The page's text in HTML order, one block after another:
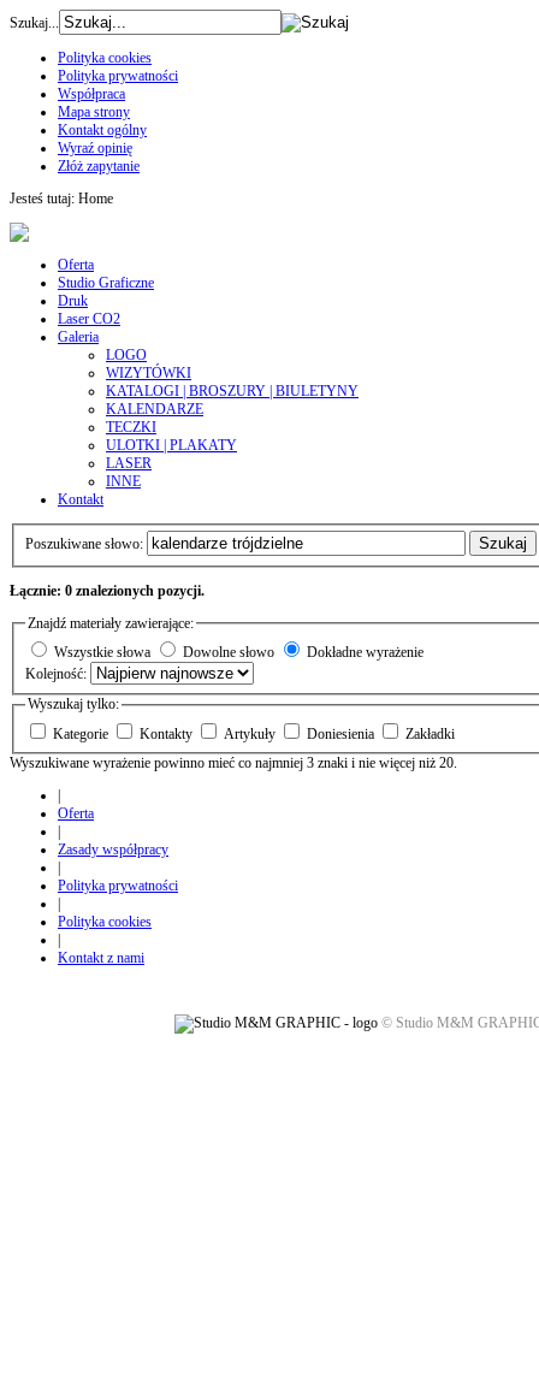
Szukaj...
Polityka cookies
Polityka prywatności
Współpraca
Mapa strony
Kontakt ogólny
Wyraź opinię
Złóż zapytanie
Jesteś tutaj: Home
Oferta
Studio Graficzne
Druk
Laser CO2
Galeria
LOGO
WIZYTÓWKI
KATALOGI | BROSZURY | BIULETYNY
KALENDARZE
TECZKI
ULOTKI | PLAKATY
LASER
INNE
Kontakt
Poszukiwane słowo: Szukaj
Łącznie: 0 znalezionych pozycji.
Znajdź materiały zawierające:
Wszystkie słowa
Dowolne słowo
Dokładne wyrażenie
Kolejność:
Wyszukaj tylko:
Kategorie
Kontakty Artykuły Doniesienia
Zakładki
Wyszukiwane wyrażenie powinno mieć co najmniej 3 znaki i nie więcej niż 20.
Oferta
Zasady współpracy
Polityka prywatności
Polityka cookies
Kontakt z nami
© Studio M&M